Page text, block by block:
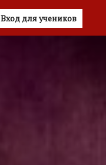
Вход для учеников